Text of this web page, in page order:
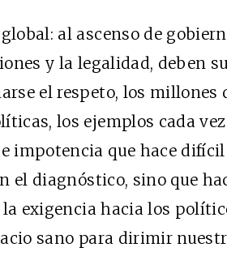
al ascenso de
y la legalidad, deben
el respeto, los millones
los ejemplos cada
impotencia que hace
el diagnóstico, sino que
exigencia hacia los
sano para dirimir